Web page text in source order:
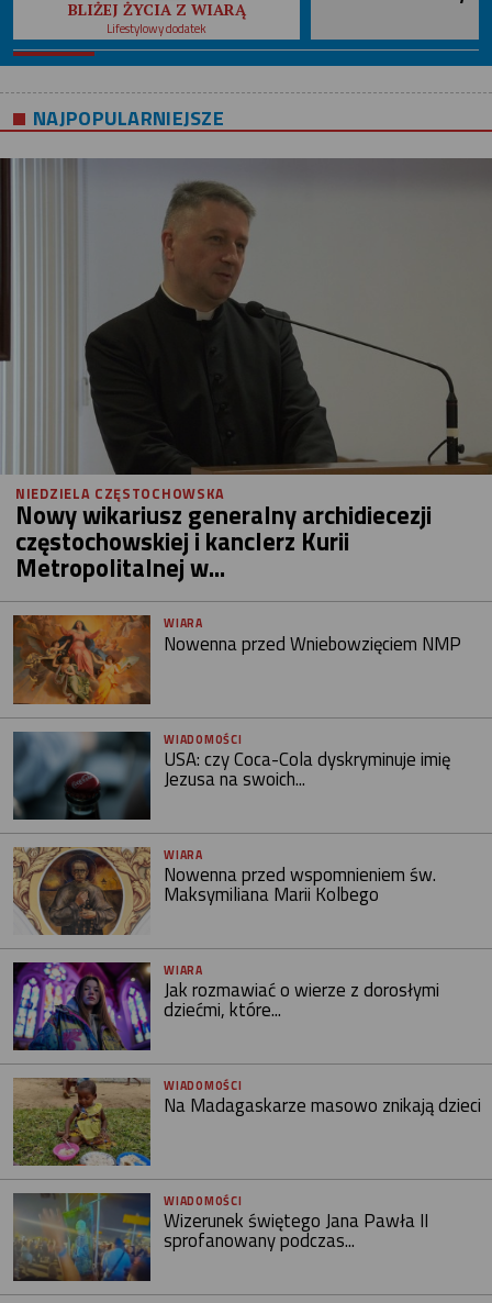
BLIŻEJ ŻYCIA Z WIARĄ
Lifestylowy dodatek
NAJPOPULARNIEJSZE
NIEDZIELA CZĘSTOCHOWSKA
Nowy wikariusz generalny archidiecezji
częstochowskiej i kanclerz Kurii
Metropolitalnej w...
WIARA
Nowenna przed Wniebowzięciem NMP
WIADOMOŚCI
USA: czy Coca-Cola dyskryminuje imię
Jezusa na swoich...
WIARA
Nowenna przed wspomnieniem św.
Maksymiliana Marii Kolbego
WIARA
Jak rozmawiać o wierze z dorosłymi
dziećmi, które...
WIADOMOŚCI
Na Madagaskarze masowo znikają dzieci
WIADOMOŚCI
Wizerunek świętego Jana Pawła II
sprofanowany podczas...